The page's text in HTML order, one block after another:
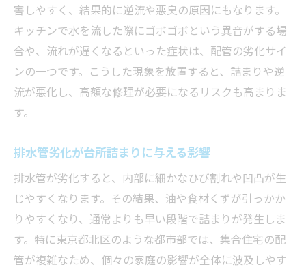
害しやすく、結果的に逆流や悪臭の原因にもなります。
キッチンで水を流した際にゴボゴボという異音がする場
合や、流れが遅くなるといった症状は、配管の劣化サイ
ンの一つです。こうした現象を放置すると、詰まりや逆
流が悪化し、高額な修理が必要になるリスクも高まりま
す。
排水管劣化が台所詰まりに与える影響
排水管が劣化すると、内部に細かなひび割れや凹凸が生
じやすくなります。その結果、油や食材くずが引っかか
りやすくなり、通常よりも早い段階で詰まりが発生しま
す。特に東京都北区のような都市部では、集合住宅の配
管が複雑なため、個々の家庭の影響が全体に波及しやす